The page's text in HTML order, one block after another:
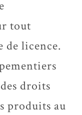
tout
de licence.
droits
produits au